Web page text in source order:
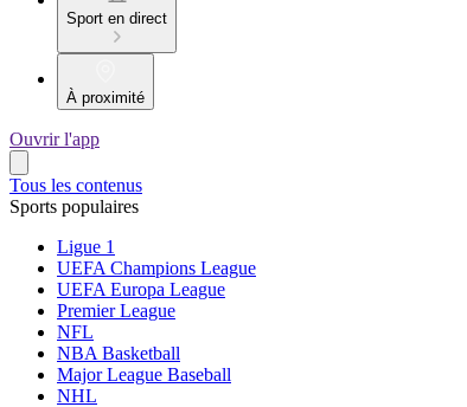
Sport en direct
À proximité
Ouvrir l'app
Tous les contenus
Sports populaires
Ligue 1
UEFA Champions League
UEFA Europa League
Premier League
NFL
NBA Basketball
Major League Baseball
NHL